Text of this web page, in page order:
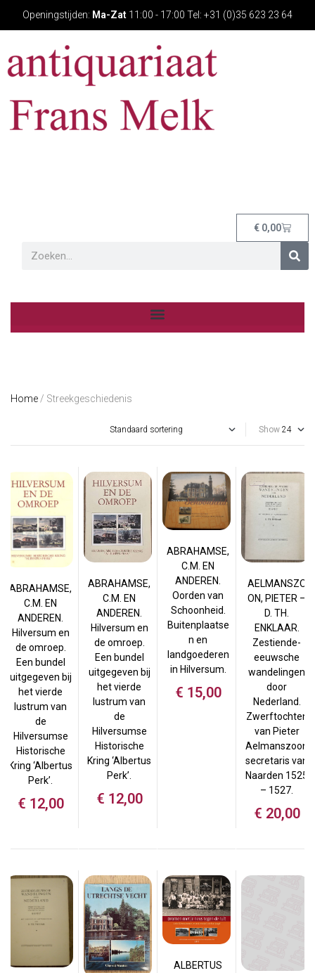
Openingstijden: Ma-Zat 11:00 - 17:00 Tel: +31 (0)35 623 23 64
€ 0,00
Home / Streekgeschiedenis
Show
ABRAHAMSE,
C.M. EN
ANDEREN.
Hilversum en
de omroep.
Een bundel
uitgegeven bij
het vierde
lustrum van
de
Hilversumse
Historische
Kring ‘Albertus
Perk’.
€ 12,00
ABRAHAMSE,
C.M. EN
ANDEREN.
Hilversum en
de omroep.
Een bundel
uitgegeven bij
het vierde
lustrum van
de
Hilversumse
Historische
Kring ‘Albertus
Perk’.
€ 12,00
ABRAHAMSE,
C.M. EN
ANDEREN.
Oorden van
Schoonheid.
Buitenplaatse
n en
landgoederen
in Hilversum.
€ 15,00
AELMANSZO
ON, PIETER –
D. TH.
ENKLAAR.
Zestiende-
eeuwsche
wandelingen
door
Nederland.
Zwerftochten
van Pieter
Aelmanszoon
secretaris van
Naarden 1525
– 1527.
€ 20,00
ALBERTUS